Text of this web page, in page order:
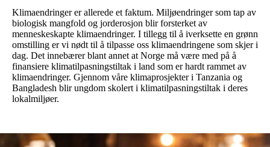
Klimaendringer er allerede et faktum. Miljøendringer som tap av
biologisk mangfold og jorderosjon blir forsterket av
menneskeskapte klimaendringer. I tillegg til å iverksette en grønn
omstilling er vi nødt til å tilpasse oss klimaendringene som skjer i
dag. Det innebærer blant annet at Norge må være med på å
finansiere klimatilpasningstiltak i land som er hardt rammet av
klimaendringer. Gjennom våre klimaprosjekter i Tanzania og
Bangladesh blir ungdom skolert i klimatilpasningstiltak i deres
lokalmiljøer.